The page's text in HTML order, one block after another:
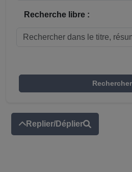
Recherche libre :
Rechercher
Replier/Déplier